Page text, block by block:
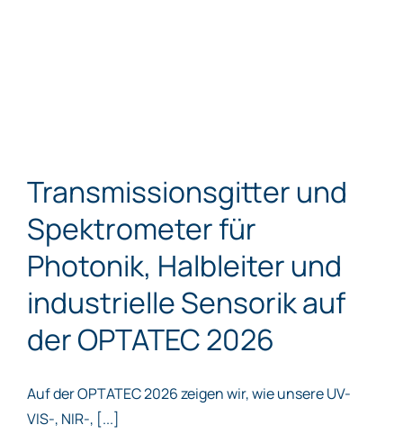
Transmissionsgitter und
Spektrometer für
Photonik, Halbleiter und
industrielle Sensorik auf
der OPTATEC 2026
Auf der OPTATEC 2026 zeigen wir, wie unsere UV-
VIS-, NIR-, [...]